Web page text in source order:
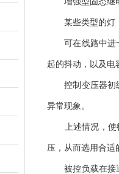
某些类型的灯，
可在线路中进一
起的抖动，以及电
控制变压器初级
异常现象。
上述情况，使
压，从而选用合适
被控负载在接通